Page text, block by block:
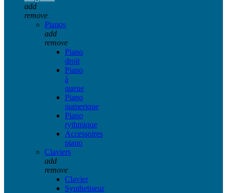
add
remove
Pianos
add
remove
Piano
droit
Piano
à
queue
Piano
numerique
Piano
rythmique
Accessoires
piano
Claviers
add
remove
Clavier
Synthetiseur